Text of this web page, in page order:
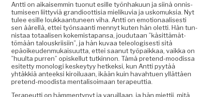
Antti on aikaisem­min tuonut esille työn­haku­un ja siinä onnis­
tu­miseen liit­tyviä grandioot­tisia mieliku­via ja usko­muk­sia. Nyt
tulee esille loukkaan­tuneen viha. Antti on emo­tion­aalis­es­ti
sen äärel­lä, ettei työn­saan­ti men­nyt kuten hän olet­ti. Hän tun­
nistaa totaalisen kokemistapansa, joudu­taan ”käsit­tämät­
tömään talouskri­isi­in”, ja hän kuvaa tele­ol­o­gis­es­ti sitä
epäoikeu­den­mukaisu­ut­ta, ettei saanut työ­paikkaa, vaik­ka on
”huul­ta purren” opiskel­lut tutkin­non. Tämä pre­tend-mood­is­sa
esitet­ty monolo­gi keskey­tyy het­kek­si, kun Antti pyytää
yhtäkkiä anteek­si kiroilu­aan, ikään kuin havahtuen yllät­täen
pre­tend-mood­ista men­tal­isoimaan terapeuttia.
Ter­apeut­ti on häm­men­tynyt ja varuil­laan, ja hän miet­tii, mitä